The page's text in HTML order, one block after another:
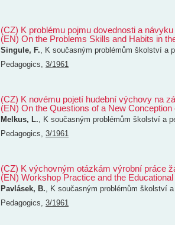
(CZ) K problému pojmu dovednosti a
(EN) On the Problems Skills and Habits in
Singule, F., K současným problémům školství a
Pedagogics, 3/1961
(CZ) K novému pojetí hudební výchovy na
(EN) On the Questions of a New
Melkus, L., K současným problémům školství a
Pedagogics, 3/1961
(CZ) K výchovným otázkám výrobní práce
(EN) Workshop Practice and the
Pavlásek, B., K současným problémům školství
Pedagogics, 3/1961